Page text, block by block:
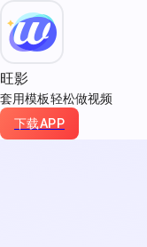
旺影
套用模板轻松做视频
下载APP